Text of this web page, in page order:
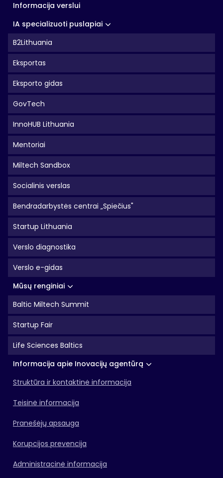
Informacija verslui
IA specializuoti puslapiai
B2Lithuania
Eksportas
Eksporto gidas
GovTech
InnoHUB Lithuania
Mentoriai
Miltech Sandbox
Socialinis verslas
Bendradarbystės centrai „Spiečius"
Startup Lithuania
Verslo diagnostika
Verslo e-gidas
Mūsų renginiai
Baltic Miltech Summit
Startup Fair
Life Sciences Baltics
Informacija apie Inovacijų agentūrą
Struktūra ir kontaktinė informacija
Teisinė informacija
Pranešėjų apsauga
Korupcijos prevencija
Administracinė informacija